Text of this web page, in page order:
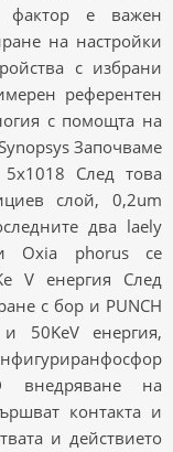
фактор е важен
на настройки
с избрани
референтен
с помощта на
Започваме
След това
слой, 0,2um
два laely
Oxia phorus се
V енергия След
с бор и PUNCH
50KeV енергия,
внедряване на
контакта и
и действието